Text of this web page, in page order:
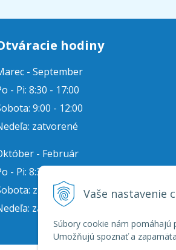
Vaše nastavenie
Súbory cookie nám pomáhajú
Umožňujú spoznať a
hodiny
- September
- Pi: 8:30 - 17:00
9:00 - 12:00
zatvorené
- Február
- Pi: 8:30 - 16:00
zatvorené
zatvorené